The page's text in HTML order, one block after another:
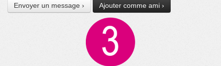
Envoyer un message › Ajouter comme ami ›